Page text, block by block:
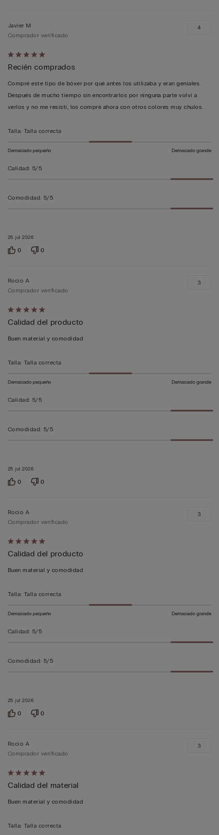
Calificación
de
5
sobre
5
25 jul 2026
Javier M
Comprador verificado
Recién comprados
Compré este tipo de bóxer por qué antes los utilizaba y eran geniales.
Después de mucho tiempo sin encontrarlos por ninguna parte volví a
verlos y no me resisti, los compré ahora con otros colores muy chulos.
4
Talla: Talla correcta
Demasiado pequeño Demasiado grande
Calidad: 5/5
Comodidad: 5/5
0 0
Calificación
de
5
5
25 jul 2026
Rocío A
Comprador verificado
Calidad del producto
Buen material y comodidad
3
Talla: Talla correcta
Demasiado pequeño Demasiado grande
Calidad: 5/5
Comodidad: 5/5
0 0
Calificación
de
5
5
25 jul 2026
Rocío A
Comprador verificado
Calidad del producto
Buen material y comodidad
3
Talla: Talla correcta
Demasiado pequeño Demasiado grande
Calidad: 5/5
Comodidad: 5/5
0 0
Calificación
de
5
5
Rocío A
Comprador verificado
Calidad del material
Buen material y comodidad
3
Talla: Talla correcta